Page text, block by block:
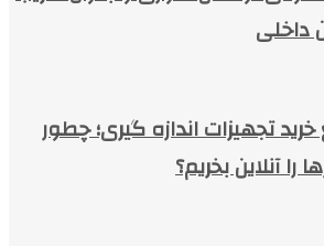
داخلی
تجهیزات اندازه گیری؛ چطور
را آنلاین بخریم؟